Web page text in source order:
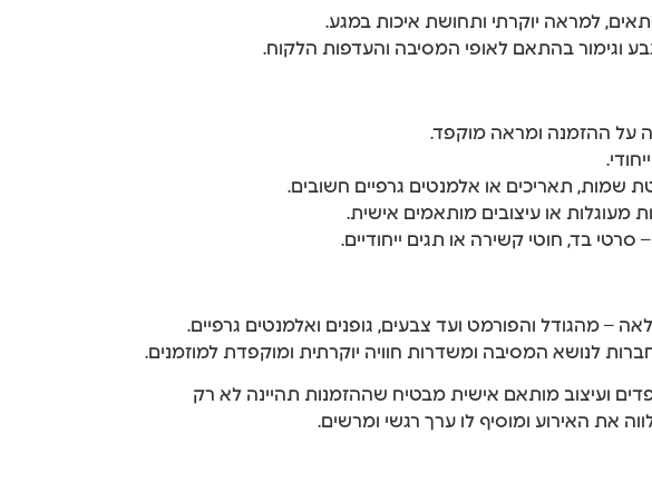
למראה יוקרתי ותחושת איכות במגע.
וגימור בהתאם לאופי המסיבה והעדפות הלקוח.
על ההזמנה ומראה מוקפד.
שמות, תאריכים או אלמנטים גרפיים חשובים.
מעוגלות או עיצובים מותאמים אישית.
– סרטי בד, חוטי קשירה או תגים ייחודיים.
– מהגודל והפורמט ועד צבעים, גופנים ואלמנטים גרפיים.
לנושא המסיבה ומשדרות חוויה יוקרתית ומוקפדת למוזמנים.
ועיצוב מותאם אישית מבטיח שההזמנות תהיינה לא רק
את האירוע ומוסיף לו ערך רגשי ומרשים.